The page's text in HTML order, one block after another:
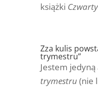
książki
Zza kulis
trymestru”
Jestem
trymestru(nie